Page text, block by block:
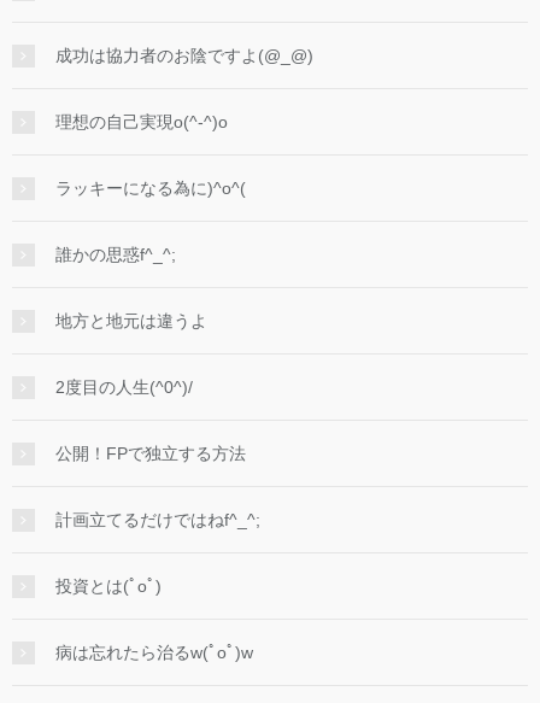
成功は協力者のお陰ですよ(@_@)
理想の自己実現o(^-^)o
ラッキーになる為に)^o^(
誰かの思惑f^_^;
地方と地元は違うよ
2度目の人生(^0^)/
公開！FPで独立する方法
計画立てるだけではねf^_^;
投資とは(ﾟoﾟ)
病は忘れたら治るw(ﾟoﾟ)w